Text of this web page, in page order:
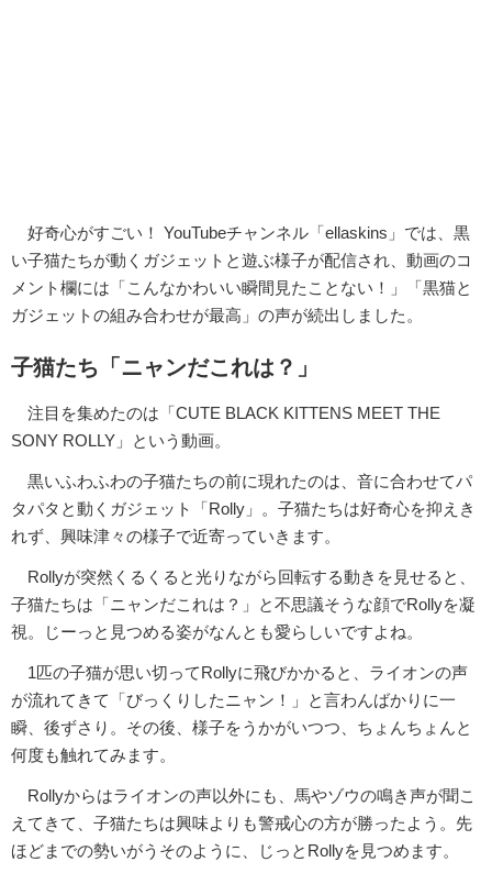
好奇心がすごい！ YouTubeチャンネル「ellaskins」では、黒
い子猫たちが動くガジェットと遊ぶ様子が配信され、動画のコ
メント欄には「こんなかわいい瞬間見たことない！」「黒猫と
ガジェットの組み合わせが最高」の声が続出しました。
子猫たち「ニャンだこれは？」
注目を集めたのは「CUTE BLACK KITTENS MEET THE
SONY ROLLY」という動画。
黒いふわふわの子猫たちの前に現れたのは、音に合わせてパ
タパタと動くガジェット「Rolly」。子猫たちは好奇心を抑えき
れず、興味津々の様子で近寄っていきます。
Rollyが突然くるくると光りながら回転する動きを見せると、
子猫たちは「ニャンだこれは？」と不思議そうな顔でRollyを凝
視。じーっと見つめる姿がなんとも愛らしいですよね。
1匹の子猫が思い切ってRollyに飛びかかると、ライオンの声
が流れてきて「びっくりしたニャン！」と言わんばかりに一
瞬、後ずさり。その後、様子をうかがいつつ、ちょんちょんと
何度も触れてみます。
Rollyからはライオンの声以外にも、馬やゾウの鳴き声が聞こ
えてきて、子猫たちは興味よりも警戒心の方が勝ったよう。先
ほどまでの勢いがうそのように、じっとRollyを見つめます。